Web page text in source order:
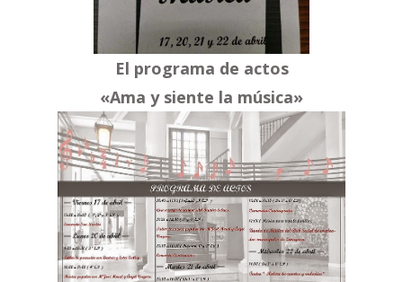
El programa de actos
«Ama y siente la música»